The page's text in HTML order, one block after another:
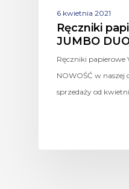
6 kwietnia 2021
Ręczniki
JUMBO
Ręczniki papierowe
NOWOŚĆ w naszej
sprzedaży od